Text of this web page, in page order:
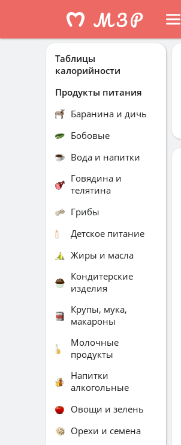
Таблицы
калорийности
Продукты питания
Баранина и дичь
Бобовые
Вода и напитки
Говядина и
телятина
Грибы
Детское питание
Жиры и масла
Кондитерские
изделия
Крупы, мука,
макароны
Молочные
продукты
Напитки
алкогольные
Овощи и зелень
Орехи и семена